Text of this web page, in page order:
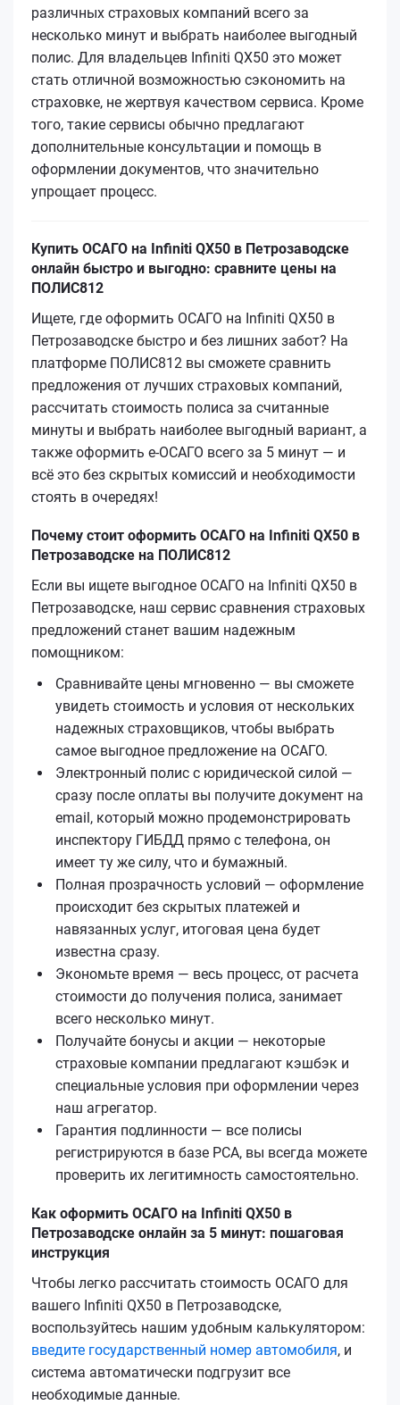
различных страховых компаний всего за
несколько минут и выбрать наиболее выгодный
полис. Для владельцев Infiniti QX50 это может
стать отличной возможностью сэкономить на
страховке, не жертвуя качеством сервиса. Кроме
того, такие сервисы обычно предлагают
дополнительные консультации и помощь в
оформлении документов, что значительно
упрощает процесс.
Купить ОСАГО на Infiniti QX50 в Петрозаводске
онлайн быстро и выгодно: сравните цены на
ПОЛИС812
Ищете, где оформить ОСАГО на Infiniti QX50 в
Петрозаводске быстро и без лишних забот? На
платформе ПОЛИС812 вы сможете сравнить
предложения от лучших страховых компаний,
рассчитать стоимость полиса за считанные
минуты и выбрать наиболее выгодный вариант, а
также оформить е-ОСАГО всего за 5 минут — и
всё это без скрытых комиссий и необходимости
стоять в очередях!
Почему стоит оформить ОСАГО на Infiniti QX50 в
Петрозаводске на ПОЛИС812
Если вы ищете выгодное ОСАГО на Infiniti QX50 в
Петрозаводске, наш сервис сравнения страховых
предложений станет вашим надежным
помощником:
Сравнивайте цены мгновенно — вы сможете
увидеть стоимость и условия от нескольких
надежных страховщиков, чтобы выбрать
самое выгодное предложение на ОСАГО.
Электронный полис с юридической силой —
сразу после оплаты вы получите документ на
email, который можно продемонстрировать
инспектору ГИБДД прямо с телефона, он
имеет ту же силу, что и бумажный.
Полная прозрачность условий — оформление
происходит без скрытых платежей и
навязанных услуг, итоговая цена будет
известна сразу.
Экономьте время — весь процесс, от расчета
стоимости до получения полиса, занимает
всего несколько минут.
Получайте бонусы и акции — некоторые
страховые компании предлагают кэшбэк и
специальные условия при оформлении через
наш агрегатор.
Гарантия подлинности — все полисы
регистрируются в базе РСА, вы всегда можете
проверить их легитимность самостоятельно.
Как оформить ОСАГО на Infiniti QX50 в
Петрозаводске онлайн за 5 минут: пошаговая
инструкция
Чтобы легко рассчитать стоимость ОСАГО для
вашего Infiniti QX50 в Петрозаводске,
воспользуйтесь нашим удобным калькулятором:
введите государственный номер автомобиля, и
система автоматически подгрузит все
необходимые данные.